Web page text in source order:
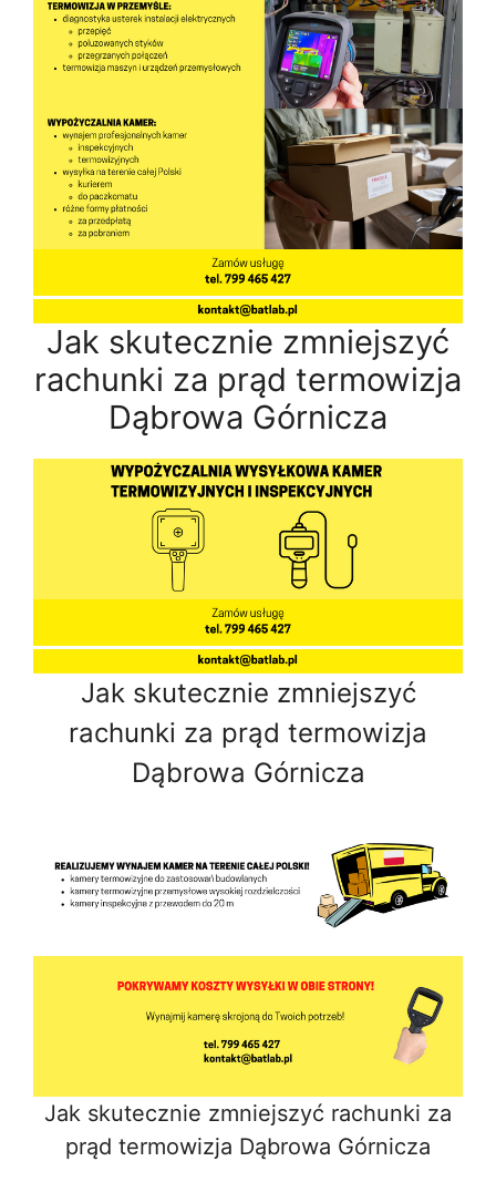
Jak skutecznie zmniejszyć
rachunki za prąd termowizja
Dąbrowa Górnicza
Jak skutecznie zmniejszyć
rachunki za prąd termowizja
Dąbrowa Górnicza
Jak skutecznie zmniejszyć rachunki za
prąd termowizja Dąbrowa Górnicza